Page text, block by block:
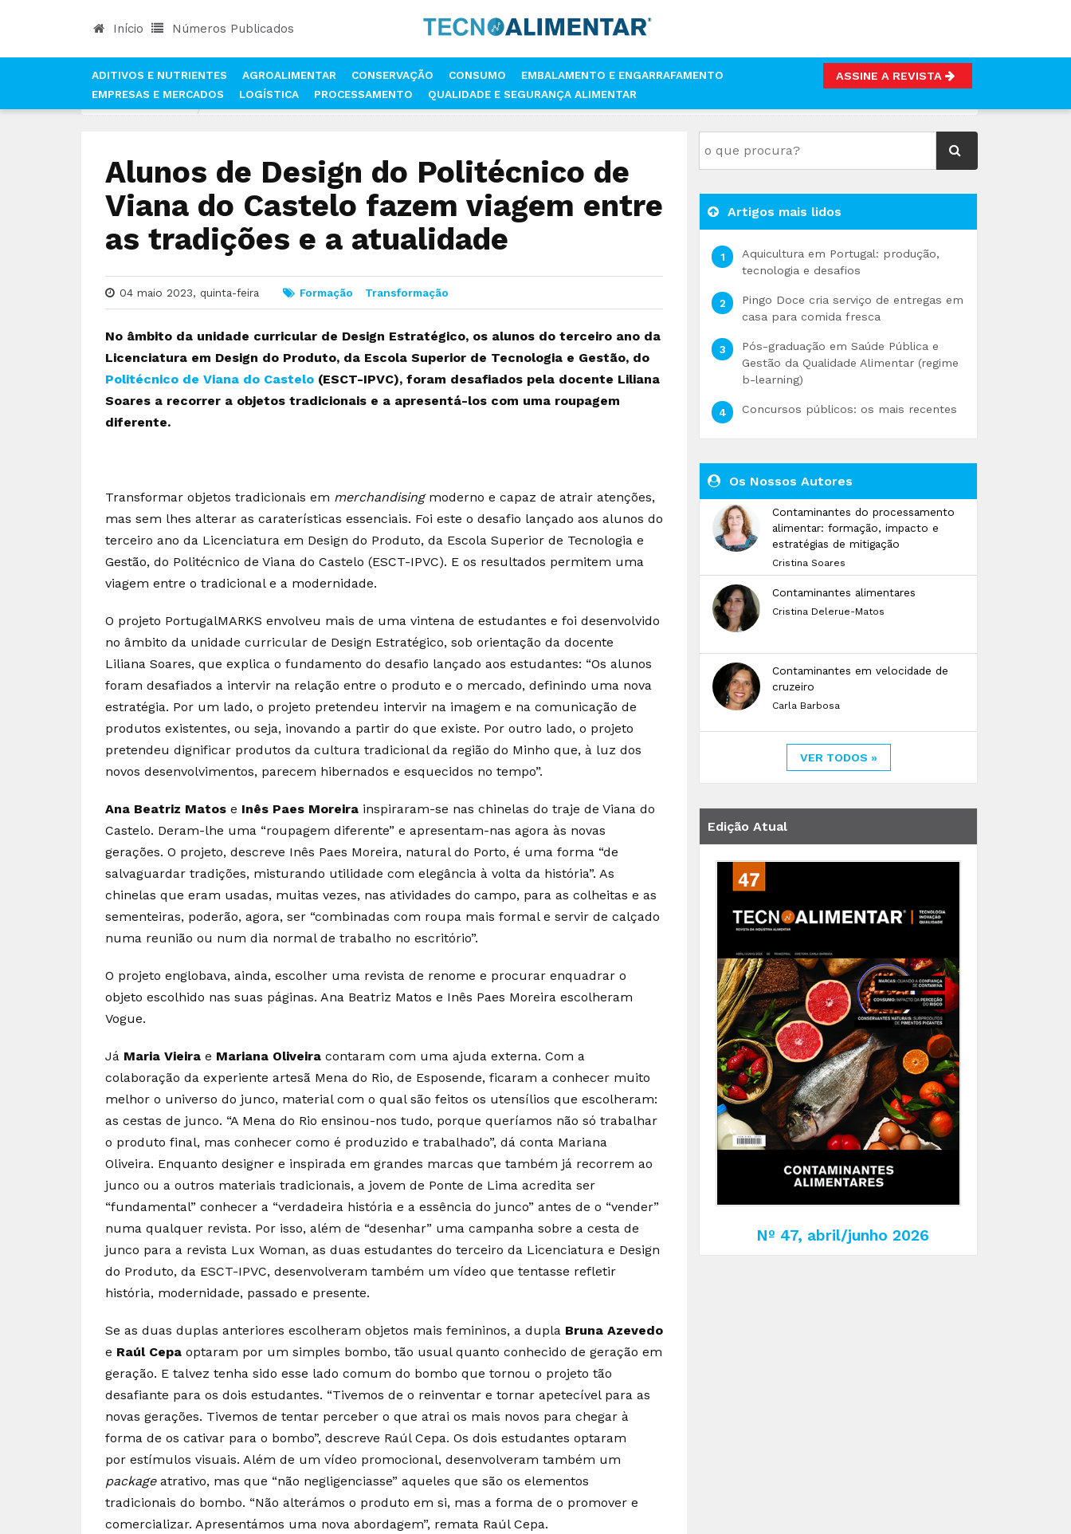
Início Números Publicados
ADITIVOS E NUTRIENTES AGROALIMENTAR CONSERVAÇÃO CONSUMO
EMBALAMENTO E ENGARRAFAMENTO
EMPRESAS E MERCADOS
LOGÍSTICA PROCESSAMENTO QUALIDADE E SEGURANÇA ALIMENTAR
ASSINE A REVISTA
ALUNOS DE DESIGN DO POLITÉCNICO DE VIANA DO CASTELO FAZEM VIAGEM ENTRE AS TRADIÇÕES E A ATUALIDADE
Alunos de Design do Politécnico de
Viana do Castelo fazem viagem entre
as tradições e a atualidade
04 maio 2023, quinta-feira Formação Transformação
No âmbito da unidade curricular de Design Estratégico, os alunos do terceiro ano da
Licenciatura em Design do Produto, da Escola Superior de Tecnologia e Gestão, do
Politécnico de Viana do Castelo (ESCT-IPVC), foram desafiados pela docente Liliana
Soares a recorrer a objetos tradicionais e a apresentá-los com uma roupagem
diferente.
Transformar objetos tradicionais em merchandising moderno e capaz de atrair atenções,
mas sem lhes alterar as caraterísticas essenciais. Foi este o desafio lançado aos alunos do
terceiro ano da Licenciatura em Design do Produto, da Escola Superior de Tecnologia e
Gestão, do Politécnico de Viana do Castelo (ESCT-IPVC). E os resultados permitem uma
viagem entre o tradicional e a modernidade.
O projeto PortugalMARKS envolveu mais de uma vintena de estudantes e foi desenvolvido
no âmbito da unidade curricular de Design Estratégico, sob orientação da docente
Liliana Soares, que explica o fundamento do desafio lançado aos estudantes: “Os alunos
foram desafiados a intervir na relação entre o produto e o mercado, definindo uma nova
estratégia. Por um lado, o projeto pretendeu intervir na imagem e na comunicação de
produtos existentes, ou seja, inovando a partir do que existe. Por outro lado, o projeto
pretendeu dignificar produtos da cultura tradicional da região do Minho que, à luz dos
novos desenvolvimentos, parecem hibernados e esquecidos no tempo”.
Ana Beatriz Matos e Inês Paes Moreira inspiraram-se nas chinelas do traje de Viana do
Castelo. Deram-lhe uma “roupagem diferente” e apresentam-nas agora às novas
gerações. O projeto, descreve Inês Paes Moreira, natural do Porto, é uma forma “de
salvaguardar tradições, misturando utilidade com elegância à volta da história”. As
chinelas que eram usadas, muitas vezes, nas atividades do campo, para as colheitas e as
sementeiras, poderão, agora, ser “combinadas com roupa mais formal e servir de calçado
numa reunião ou num dia normal de trabalho no escritório”.
O projeto englobava, ainda, escolher uma revista de renome e procurar enquadrar o
objeto escolhido nas suas páginas. Ana Beatriz Matos e Inês Paes Moreira escolheram
Vogue.
Já Maria Vieira e Mariana Oliveira contaram com uma ajuda externa. Com a
colaboração da experiente artesã Mena do Rio, de Esposende, ficaram a conhecer muito
melhor o universo do junco, material com o qual são feitos os utensílios que escolheram:
as cestas de junco. “A Mena do Rio ensinou-nos tudo, porque queríamos não só trabalhar
o produto final, mas conhecer como é produzido e trabalhado”, dá conta Mariana
Oliveira. Enquanto designer e inspirada em grandes marcas que também já recorrem ao
junco ou a outros materiais tradicionais, a jovem de Ponte de Lima acredita ser
“fundamental” conhecer a “verdadeira história e a essência do junco” antes de o “vender”
numa qualquer revista. Por isso, além de “desenhar” uma campanha sobre a cesta de
junco para a revista Lux Woman, as duas estudantes do terceiro da Licenciatura e Design
do Produto, da ESCT-IPVC, desenvolveram também um vídeo que tentasse refletir
história, modernidade, passado e presente.
Se as duas duplas anteriores escolheram objetos mais femininos, a dupla Bruna Azevedo
e Raúl Cepa optaram por um simples bombo, tão usual quanto conhecido de geração em
geração. E talvez tenha sido esse lado comum do bombo que tornou o projeto tão
desafiante para os dois estudantes. “Tivemos de o reinventar e tornar apetecível para as
novas gerações. Tivemos de tentar perceber o que atrai os mais novos para chegar à
forma de os cativar para o bombo”, descreve Raúl Cepa. Os dois estudantes optaram
por estímulos visuais. Além de um vídeo promocional, desenvolveram também um
package atrativo, mas que “não negligenciasse” aqueles que são os elementos
tradicionais do bombo. “Não alterámos o produto em si, mas a forma de o promover e
comercializar. Apresentámos uma nova abordagem”, remata Raúl Cepa.
Artigos mais lidos
Aquicultura em Portugal: produção,
tecnologia e desafios
Pingo Doce cria serviço de entregas em
casa para comida fresca
Pós-graduação em Saúde Pública e
Gestão da Qualidade Alimentar (regime
b-learning)
Concursos públicos: os mais recentes
Os Nossos Autores
Contaminantes do processamento
alimentar: formação, impacto e
estratégias de mitigação
Cristina Soares
Contaminantes alimentares
Cristina Delerue-Matos
Contaminantes em velocidade de
cruzeiro
Carla Barbosa
VER TODOS »
Edição Atual
Nº 47, abril/junho 2026